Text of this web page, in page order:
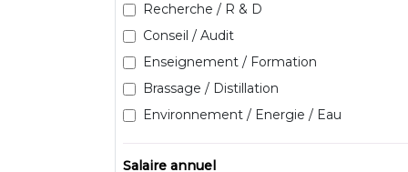
Recherche / R & D
Conseil / Audit
Enseignement / Formation
Brassage / Distillation
Environnement / Energie / Eau
Salaire annuel